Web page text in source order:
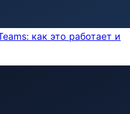
как это работает и